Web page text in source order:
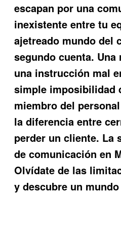
escapan por una
inexistente entre tu
ajetreado mundo del
segundo cuenta.
una instrucción mal
simple imposibilidad
miembro del
la diferencia entre
perder un cliente. La
de comunicación en
Olvídate de las
y descubre un